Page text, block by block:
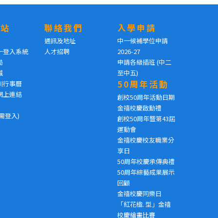
登入系統
行事曆
上連結
登入)
聯絡我們
通訊及地址
人才招聘
入學申請
中一候補學位申請
2026-27
申請各級插班 (中二
至中五)
50周年活動
創校50周年活動日期
金禧校慶啟動禮
創校50周年暨第43屆
運動會
金禧校慶校友職業分
享日
50周年校慶承傳典禮
50周年綜藝成果展示
回顧
金禧校慶同樂日
「紅花楹. 型」金禧
校慶繪畫比賽